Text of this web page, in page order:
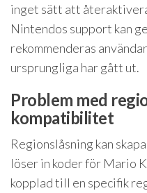
inget sätt att
Nintendos support kan
rekommenderas
ursprungliga har gått ut.
Problem med
kompatibilitet
Regionslåsning kan
löser in koder för Mario
kopplad till en specifik